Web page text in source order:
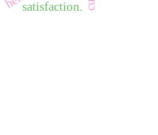
satisfaction.